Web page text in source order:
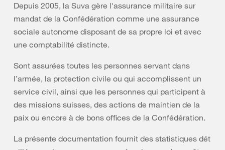
Depuis 2005, la Suva gère l'assurance militaire sur
mandat de la Confédération comme une assurance
sociale autonome disposant de sa propre loi et avec
une comptabilité distincte.
Sont assurées toutes les personnes servant dans
l’armée, la protection civile ou qui accomplissent un
service civil, ainsi que les personnes qui participent à
des missions suisses, des actions de maintien de la
paix ou encore à de bons offices de la Confédération.
La présente documentation fournit des statistiques dét